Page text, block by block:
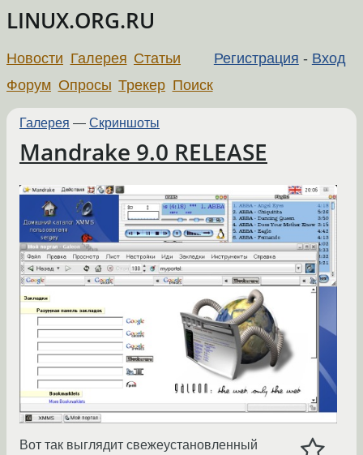
LINUX.ORG.RU
Регистрация - Вход
Новости Галерея Статьи
Форум Опросы Трекер Поиск
Галерея — Скриншоты
Mandrake 9.0 RELEASE
Вот так выглядит свежеустановленный